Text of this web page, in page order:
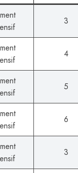
3
4
5
6
3